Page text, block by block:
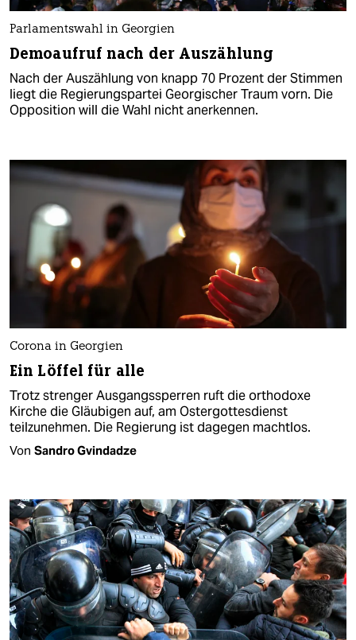
Parlamentswahl in Georgien
Demoaufruf nach der Auszählung
Nach der Auszählung von knapp 70 Prozent der Stimmen
liegt die Regierungspartei Georgischer Traum vorn. Die
Opposition will die Wahl nicht anerkennen.
Corona in Georgien
Ein Löffel für alle
Trotz strenger Ausgangssperren ruft die orthodoxe
Kirche die Gläubigen auf, am Ostergottesdienst
teilzunehmen. Die Regierung ist dagegen machtlos.
Von Sandro Gvindadze